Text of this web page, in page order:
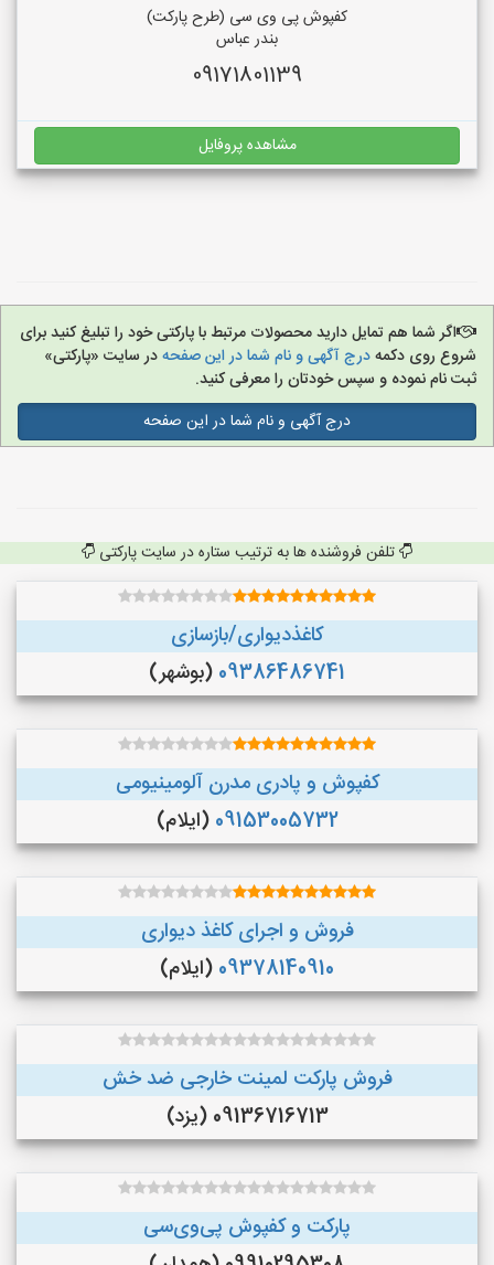
کفپوش پی وی سی (طرح پارکت)
بندر عباس
09171801139
مشاهده پروفایل
اگر شما هم تمایل دارید محصولات مرتبط با پارکتی خود را تبلیغ کنید برای
شروع روی دکمهدرج آگهی و نام شما در این صفحهدر سایت «پارکتی»
ثبت نام نموده و سپس خودتان را معرفی کنید.
درج آگهی و نام شما در این صفحه
تلفن فروشنده ها به ترتیب ستاره در سایت پارکتی
کاغذدیواری/بازسازی
09386486741 (بوشهر)
کفپوش و پادری مدرن آلومینیومی
09153005732 (ایلام)
فروش و اجرای کاغذ دیواری
09378140910 (ایلام)
فروش پارکت لمینت خارجی ضد خش
09136716713 (یزد)
پارکت و کفپوش پی‌وی‌سی